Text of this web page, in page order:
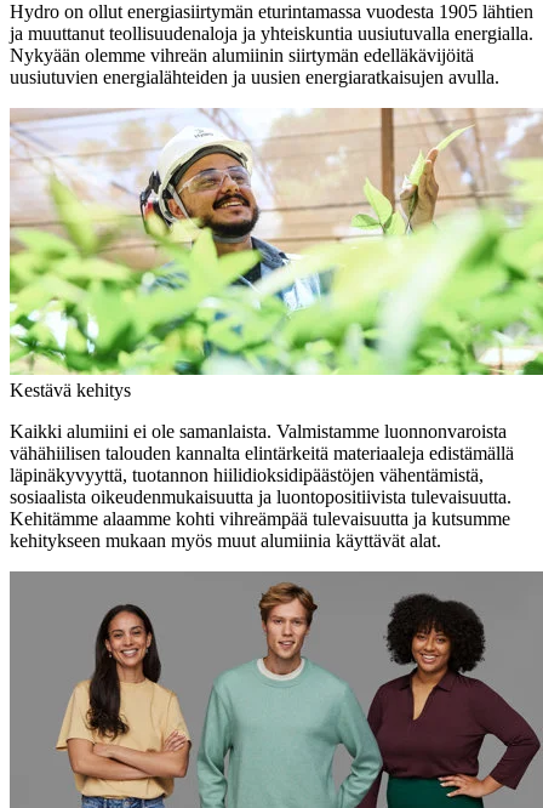
Hydro on ollut energiasiirtymän eturintamassa vuodesta 1905 lähtien
ja muuttanut teollisuudenaloja ja yhteiskuntia uusiutuvalla energialla.
Nykyään olemme vihreän alumiinin siirtymän edelläkävijöitä
uusiutuvien energialähteiden ja uusien energiaratkaisujen avulla.
Kestävä kehitys
Kaikki alumiini ei ole samanlaista. Valmistamme luonnonvaroista
vähähiilisen talouden kannalta elintärkeitä materiaaleja edistämällä
läpinäkyvyyttä, tuotannon hiilidioksidipäästöjen vähentämistä,
sosiaalista oikeudenmukaisuutta ja luontopositiivista tulevaisuutta.
Kehitämme alaamme kohti vihreämpää tulevaisuutta ja kutsumme
kehitykseen mukaan myös muut alumiinia käyttävät alat.